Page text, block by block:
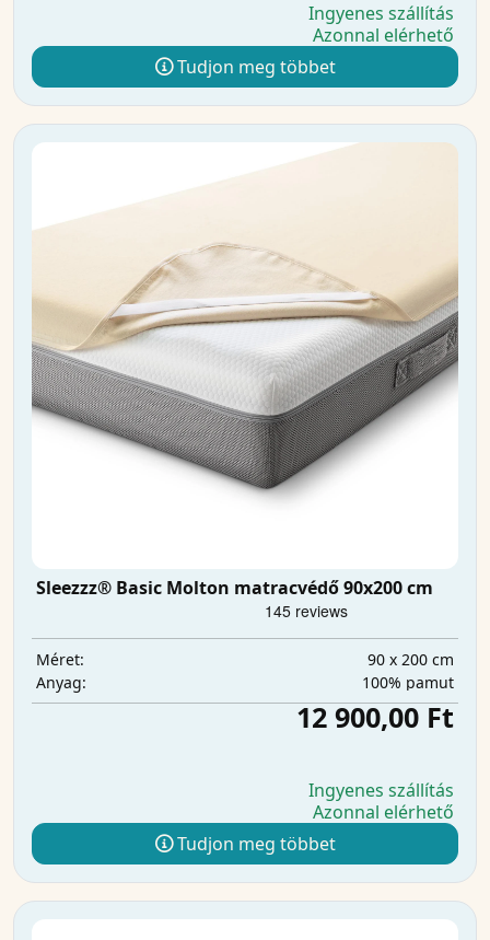
Ingyenes szállítás
Azonnal elérhető
Tudjon meg többet
Sleezzz® Basic Molton matracvédő 90x200 cm
Méret:
90 x 200 cm
Anyag:
100% pamut
12 900,00 Ft
Ingyenes szállítás
Azonnal elérhető
Tudjon meg többet